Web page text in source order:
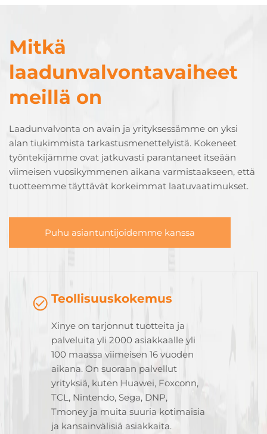
Mitkä
laadunvalvontavaiheet
meillä on
Laadunvalvonta on avain ja yrityksessämme on yksi
alan tiukimmista tarkastusmenettelyistä. Kokeneet
työntekijämme ovat jatkuvasti parantaneet itseään
viimeisen vuosikymmenen aikana varmistaakseen, että
tuotteemme täyttävät korkeimmat laatuvaatimukset.
Puhu asiantuntijoidemme kanssa
Teollisuuskokemus
Xinye on tarjonnut tuotteita ja
palveluita yli 2000 asiakkaalle yli
100 maassa viimeisen 16 vuoden
aikana. On suoraan palvellut
yrityksiä, kuten Huawei, Foxconn,
TCL, Nintendo, Sega, DNP,
Tmoney ja muita suuria kotimaisia
ja kansainvälisiä asiakkaita.